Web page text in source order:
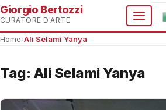
Giorgio Bertozzi
CURATORE D'ARTE
Home Ali Selami Yanya
Tag: Ali Selami Yanya